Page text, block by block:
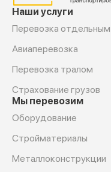
Наши услуги
Перевозка
Авиаперевозка
Перевозка тралом
Страхование грузов
Мы перевозим
Оборудование
Cтройматериалы
Металлоконструкции